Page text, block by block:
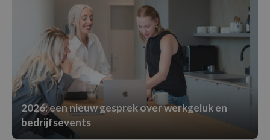
2026: een nieuw gesprek over werkgeluk en
bedrijfsevents